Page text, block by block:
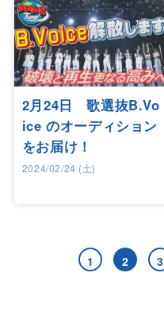
2月24日 歌選抜B.Vo
ice のオーディション
をお届け！
2024/02/24 (土)
1 2 3